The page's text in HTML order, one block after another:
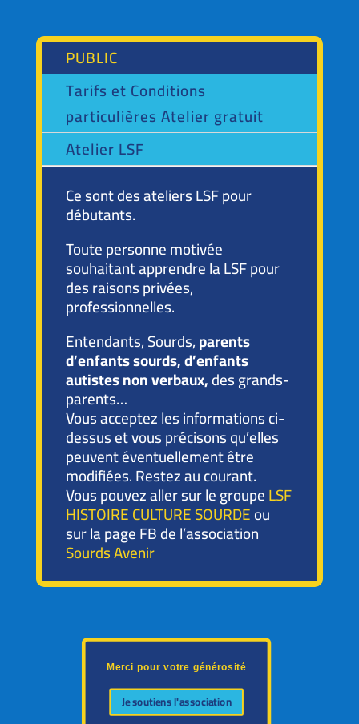
PUBLIC
Tarifs et Conditions
particulières Atelier gratuit
Atelier LSF
Ce sont des ateliers LSF pour
débutants.
Toute personne motivée
souhaitant apprendre la LSF pour
des raisons privées,
professionnelles.
Entendants, Sourds,parents
d’enfants sourds, d’enfants
autistes non verbaux,des grands-
parents…
Vous acceptez les informations ci-
dessus et vous précisons qu’elles
peuvent éventuellement être
modifiées. Restez au courant.
Vous pouvez aller sur le groupeLSF
HISTOIRE CULTURE SOURDEou
sur la page FB de l’association
Sourds Avenir
Merci pour votre générosité
Je soutiens l'association